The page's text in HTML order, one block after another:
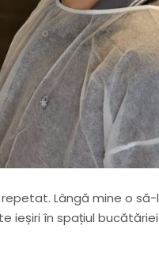
Lângă mine o să-l
ieșiri în spațiul bucătăriei